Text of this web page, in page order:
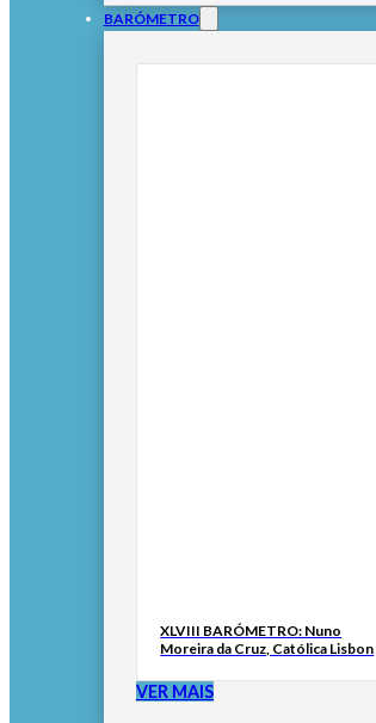
BARÓMETRO
XLVIII BARÓMETRO: Nuno
Moreira da Cruz, Católica Lisbon
VER MAIS